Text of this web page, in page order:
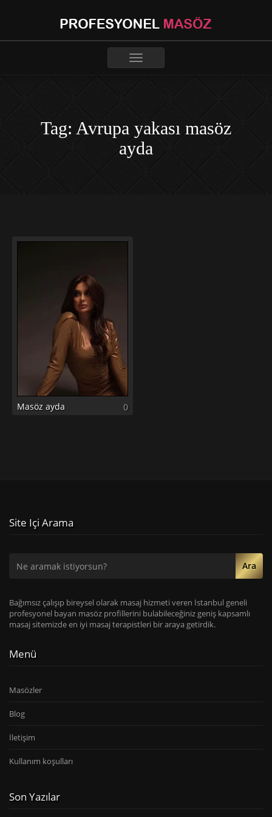
Toggle
Tag: Avrupa yakası masöz
ayda
Masöz ayda 0
Site Içi Arama
Ara
Bağımsız çalışıp bireysel olarak masaj hizmeti veren İstanbul geneli
profesyonel bayan masöz profillerini bulabileceğiniz geniş kapsamlı
masaj sitemizde en iyi masaj terapistleri bir araya getirdik.
Menü
Masözler
Blog
İletişim
Kullanım koşulları
Son Yazılar